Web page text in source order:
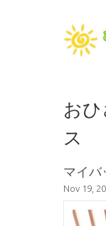
お
ス
マイバ
Nov 19,